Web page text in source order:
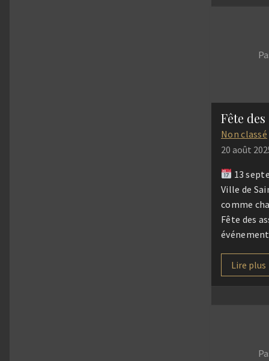
Non classé
20 août
13
Ville de
comme
Fête des
locales et
habitants
auprès
Lire plus